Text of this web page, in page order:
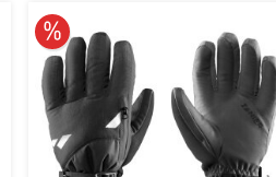
10% reduziert